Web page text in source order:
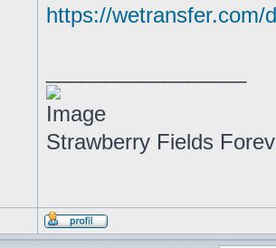
https://wetransfer.com/
Strawberry Fields